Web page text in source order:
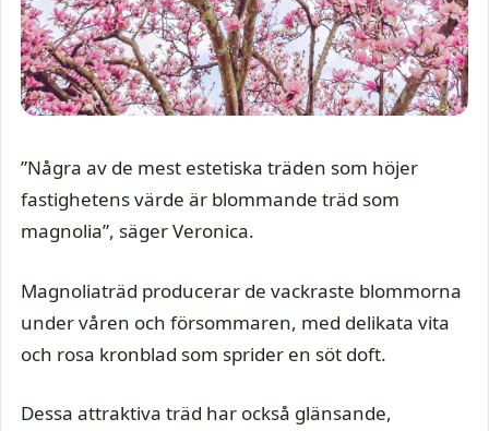
”Några av de mest estetiska träden som höjer
fastighetens värde är blommande träd som
magnolia”, säger Veronica.
Magnoliaträd producerar de vackraste blommorna
under våren och försommaren, med delikata vita
och rosa kronblad som sprider en söt doft.
Dessa attraktiva träd har också glänsande,